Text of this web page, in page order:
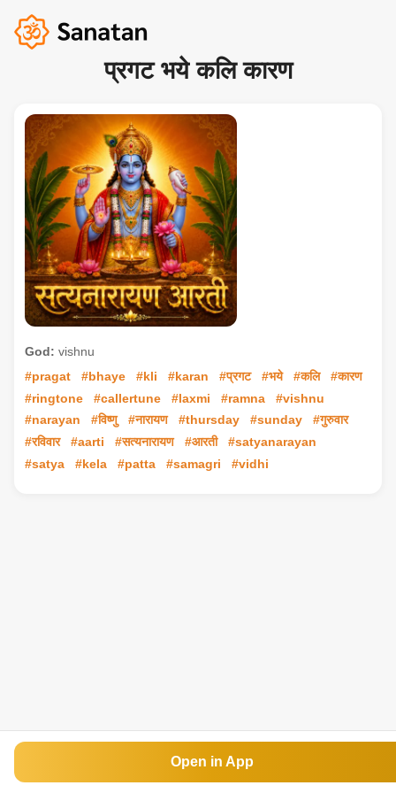
प्रगट भये कलि कारण
God: vishnu
#pragat
#bhaye #kli #karan #प्रगट #भये #कलि
#कारण
#ringtone
#callertune #laxmi #ramna
#vishnu
#narayan
#विष्णु #नारायण #thursday #sunday
#गुरुवार
#रविवार
#aarti #सत्यनारायण #आरती
#satyanarayan
#satya
#kela #patta #samagri #vidhi
Open in App